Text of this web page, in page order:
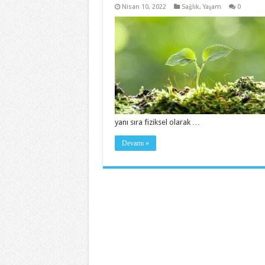
Nisan 10, 2022 Sağlık,Yaşam 0
yanı sıra fiziksel olarak …
Devamı »